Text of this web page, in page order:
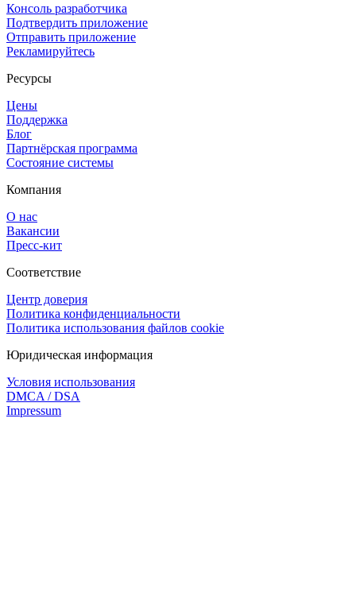
Консоль разработчика
Подтвердить приложение
Отправить приложение
Рекламируйтесь
Ресурсы
Цены
Поддержка
Блог
Партнёрская программа
Состояние системы
Компания
О нас
Вакансии
Пресс-кит
Соответствие
Центр доверия
Политика конфиденциальности
Политика использования файлов cookie
Юридическая информация
Условия использования
DMCA / DSA
Impressum